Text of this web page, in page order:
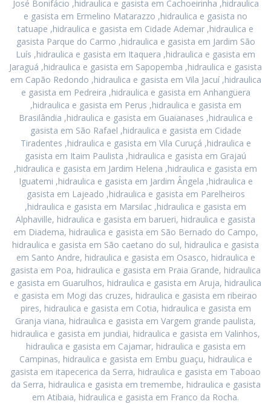
José Bonifácio ,hidraulica e gasista em Cachoeirinha ,hidraulica
e gasista em Ermelino Matarazzo ,hidraulica e gasista no
tatuape ,hidraulica e gasista em Cidade Ademar ,hidraulica e
gasista Parque do Carmo ,hidraulica e gasista em Jardim São
Luís ,hidraulica e gasista em Itaquera ,hidraulica e gasista em
Jaraguá ,hidraulica e gasista em Sapopemba ,hidraulica e gasista
em Capão Redondo ,hidraulica e gasista em Vila Jacuí ,hidraulica
e gasista em Pedreira ,hidraulica e gasista em Anhangüera
,hidraulica e gasista em Perus ,hidraulica e gasista em
Brasilândia ,hidraulica e gasista em Guaianases ,hidraulica e
gasista em São Rafael ,hidraulica e gasista em Cidade
Tiradentes ,hidraulica e gasista em Vila Curuçá ,hidraulica e
gasista em Itaim Paulista ,hidraulica e gasista em Grajaú
,hidraulica e gasista em Jardim Helena ,hidraulica e gasista em
Iguatemi ,hidraulica e gasista em Jardim Ângela ,hidraulica e
gasista em Lajeado ,hidraulica e gasista em Parelheiros
,hidraulica e gasista em Marsilac ,hidraulica e gasista em
Alphaville, hidraulica e gasista em barueri, hidraulica e gasista
em Diadema, hidraulica e gasista em São Bernado do Campo,
hidraulica e gasista em São caetano do sul, hidraulica e gasista
em Santo Andre, hidraulica e gasista em Osasco, hidraulica e
gasista em Poa, hidraulica e gasista em Praia Grande, hidraulica
e gasista em Guarulhos, hidraulica e gasista em Aruja, hidraulica
e gasista em Mogi das cruzes, hidraulica e gasista em ribeirao
pires, hidraulica e gasista em Cotia, hidraulica e gasista em
Granja viana, hidraulica e gasista em Vargem grande paulista,
hidraulica e gasista em jundiai, hidraulica e gasista em Valinhos,
hidraulica e gasista em Cajamar, hidraulica e gasista em
Campinas, hidraulica e gasista em Embu guaçu, hidraulica e
gasista em itapecerica da Serra, hidraulica e gasista em Taboao
da Serra, hidraulica e gasista em tremembe, hidraulica e gasista
em Atibaia, hidraulica e gasista em Franco da Rocha.